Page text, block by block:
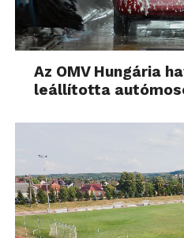
Az OMV Hungária
leállította